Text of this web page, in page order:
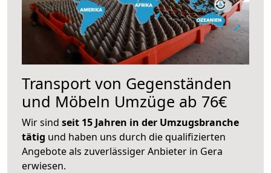
Transport von Gegenständen
und Möbeln Umzüge ab 76€
Wir sind seit 15 Jahren in der Umzugsbranche
tätig und haben uns durch die qualifizierten
Angebote als zuverlässiger Anbieter in Gera
erwiesen.